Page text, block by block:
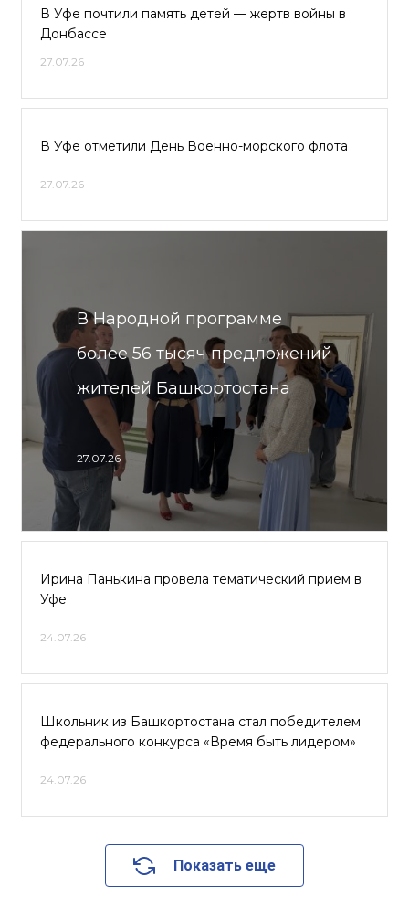
В Уфе почтили память детей — жертв войны в
Донбассе
27.07.26
В Уфе отметили День Военно-морского флота
27.07.26
В Народной программе
более 56 тысяч предложений
жителей Башкортостана
27.07.26
Ирина Панькина провела тематический прием в
Уфе
24.07.26
Школьник из Башкортостана стал победителем
федерального конкурса «Время быть лидером»
24.07.26
Показать еще